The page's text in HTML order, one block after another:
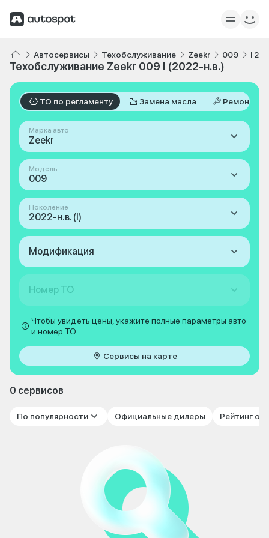
Автосервисы Техобслуживание Zeekr 009 I
Техобслуживание Zeekr 009 I (2022-н.в.)
ТО по регламенту Замена масла Ремонт
Марка авто
Zeekr
Модель
009
Поколение
2022-н.в. (I)
Модификация
Номер ТО
Чтобы увидеть цены, укажите полные параметры авто
и номер ТО
Сервисы на карте
0 сервисов
По популярности Официальные дилеры Рейтинг